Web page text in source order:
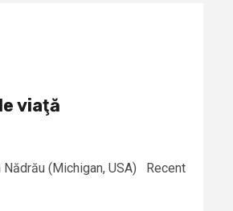
viaţă
(Michigan, USA) Recent